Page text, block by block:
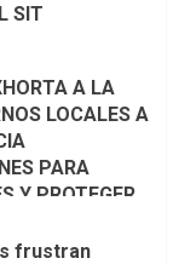
SIT
A LA
LOCALES A
PARA
Y PROTEGER
frustran